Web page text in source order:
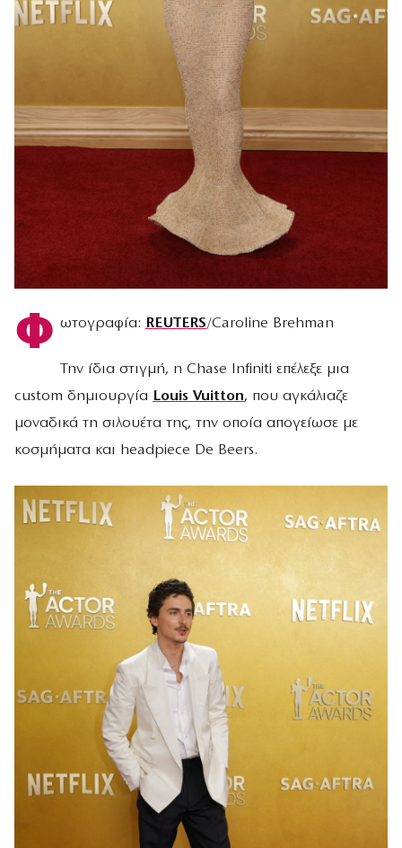
Φ ωτογραφία: REUTERS/Caroline Brehman
Την ίδια στιγμή, η Chase Infiniti επέλεξε μια
custom δημιουργία Louis Vuitton, που αγκάλιαζε
μοναδικά τη σιλουέτα της, την οποία απογείωσε με
κοσμήματα και headpiece De Beers.